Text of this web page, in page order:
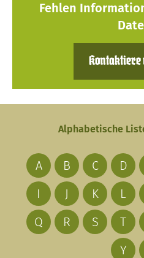
Fehlen
Kontaktiere
Alphabetische
A B C D
I
J K L
Q
R S T
Y